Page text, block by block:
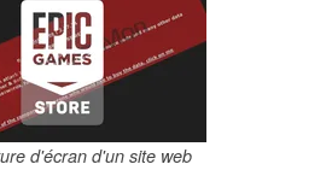
d'écran d'un site web